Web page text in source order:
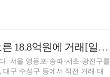
영등포구 '래미안에스티움' 25평, 7.8억 오른 18.8억원에 거래[일일 신고가]
서울 영등포·송파·서초·광진구를
대구 수성구 등에서 직전 거래 대